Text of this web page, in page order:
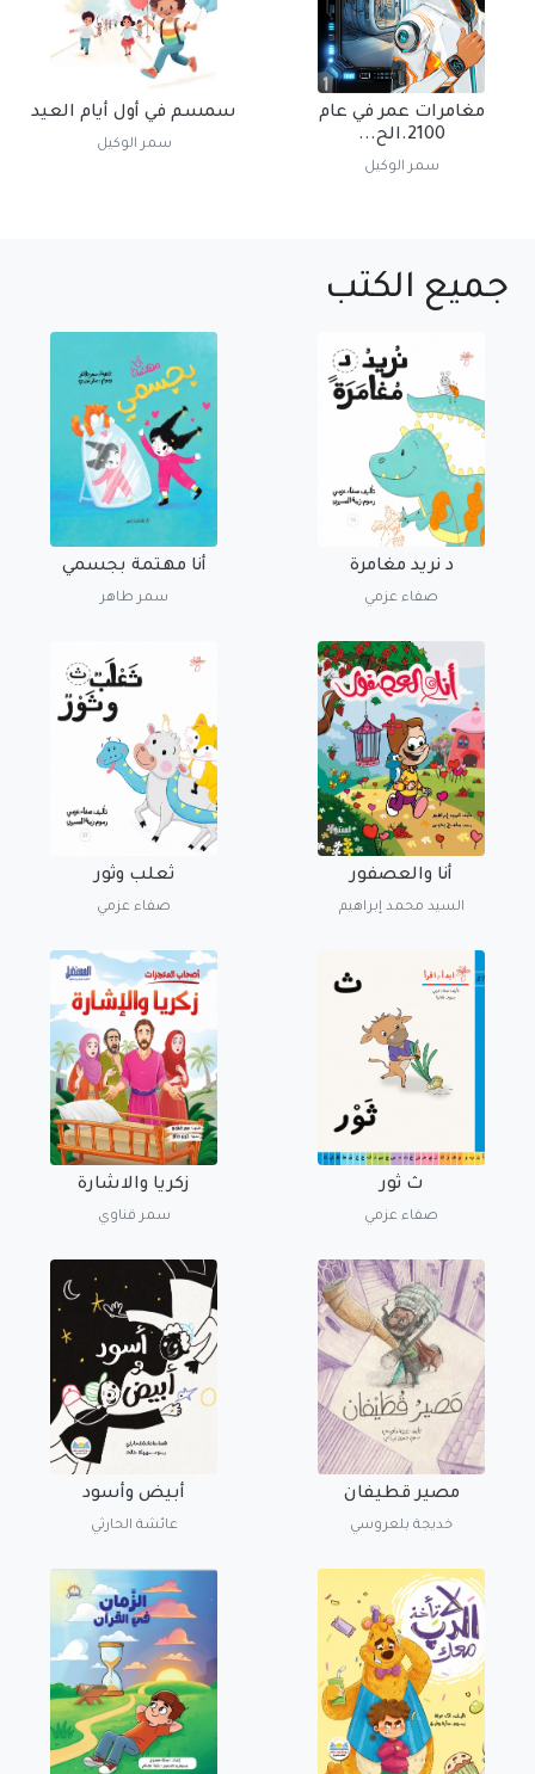
مغامرات عمر في عام
2100.الح...
سمر الوكيل
سمسم في أول أيام العيد
سمر الوكيل
جميع الكتب
د نريد مغامرة
صفاء عزمي
أنا مهتمة بجسمي
سمر طاهر
أنا والعصفور
السيد محمد إبراهيم
ثعلب وثور
صفاء عزمي
ث ثور
صفاء عزمي
زكريا والاشارة
سمر قناوي
مصير قطيفان
خديجة بلعروسي
أبيض وأسود
عائشة الحارثي